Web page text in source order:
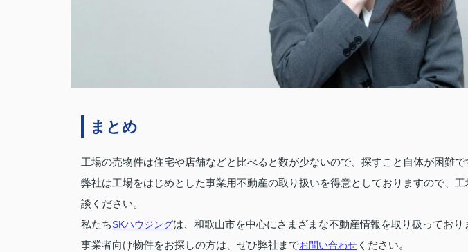
まとめ
工場の売物件は住宅や店舗などと比べると数が少ないので、探すこと自体が困難で
弊社は工場をはじめとした事業用不動産の取り扱いを得意としておりますので、
談ください。
私たちSKハウジングは、和歌山市を中心にさまざまな不動産情報を取り扱っており
事業者向け物件をお探しの方は、ぜひ弊社までお問い合わせ ください。